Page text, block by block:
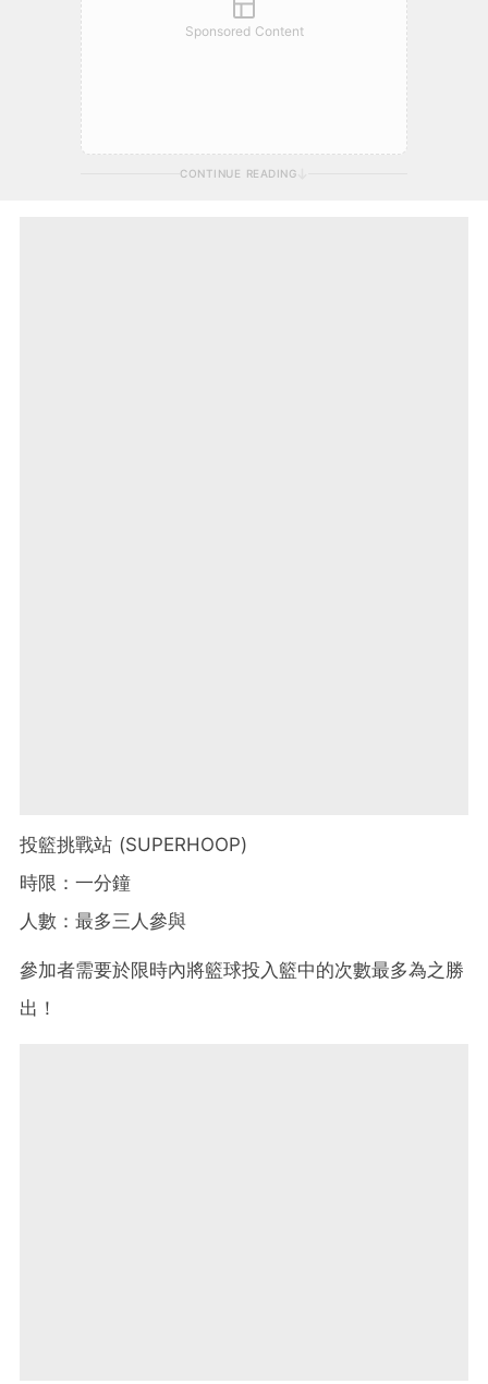
Sponsored Content
CONTINUE READING
投籃挑戰站 (SUPERHOOP)
時限：一分鐘
人數：最多三人參與
參加者需要於限時內將籃球投入籃中的次數最多為之勝
出！